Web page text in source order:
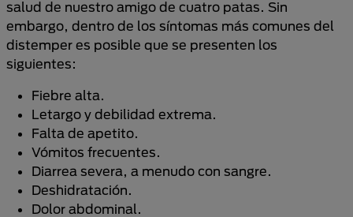
salud de nuestro amigo de cuatro patas. Sin
embargo, dentro de los síntomas más comunes del
distemper es posible que se presenten los
siguientes:
Fiebre alta.
Letargo y debilidad extrema.
Falta de apetito.
Vómitos frecuentes.
Diarrea severa, a menudo con sangre.
Deshidratación.
Dolor abdominal.